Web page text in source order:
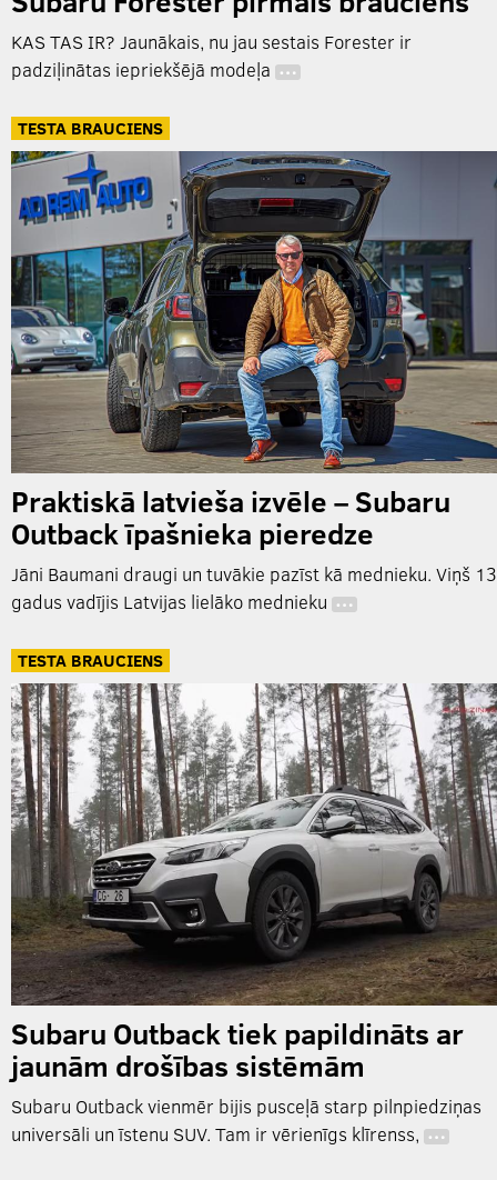
KAS TAS IR? Jaunākais, nu jau sestais Forester ir
padziļinātas iepriekšējā modeļa …
TESTA BRAUCIENS
Praktiskā latvieša izvēle – Subaru
Outback īpašnieka pieredze
Jāni Baumani draugi un tuvākie pazīst kā mednieku. Viņš 13
gadus vadījis Latvijas lielāko mednieku …
TESTA BRAUCIENS
Subaru Outback tiek papildināts ar
jaunām drošības sistēmām
Subaru Outback vienmēr bijis pusceļā starp pilnpiedziņas
universāli un īstenu SUV. Tam ir vērienīgs klīrenss, …